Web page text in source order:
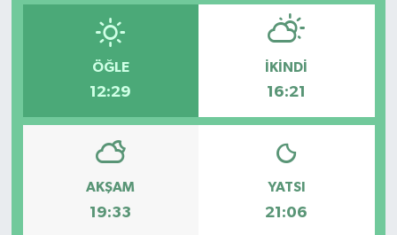
ÖĞLE
12:29
İKINDI
16:21
AKŞAM
19:33
YATSI
21:06